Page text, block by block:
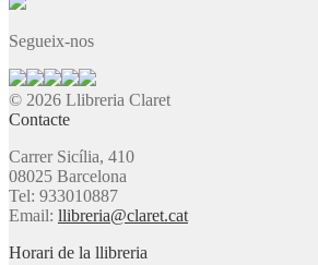
Segueix-nos
© 2026 Llibreria Claret
Contacte
Carrer Sicília, 410
08025 Barcelona
Tel: 933010887
Email: llibreria@claret.cat
Horari de la llibreria